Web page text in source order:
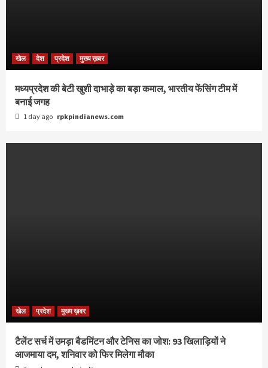
खेल देश प्रदेश मुख्य ख़बर
मध्यप्रदेश की बेटी खुशी दाभाड़े का बड़ा कमाल, भारतीय फेंसिंग टीम में
बनाई जगह
1 day ago rpkpindianews.com
खेल प्रदेश मुख्य ख़बर
टैलेंट सर्च में उमड़ा बैडमिंटन और टेनिस का जोश: 93 खिलाड़ियों ने
आजमाया दम, शनिवार को फिर मिलेगा मौका